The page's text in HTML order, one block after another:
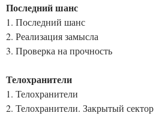
Последний шанс
1. Последний шанс
2. Реализация замысла
3. Проверка на прочность
Телохранители
1. Телохранители
2. Телохранители. Закрытый сектор